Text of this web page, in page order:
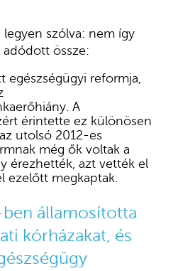
szólva: nem így
adódott össze:
egészségügyi reformja,
A
érintette ez különösen
utolsó 2012-es
még ők voltak a
érezhették, azt vették el
ezelőtt megkaptak.
államosította
kórházakat, és